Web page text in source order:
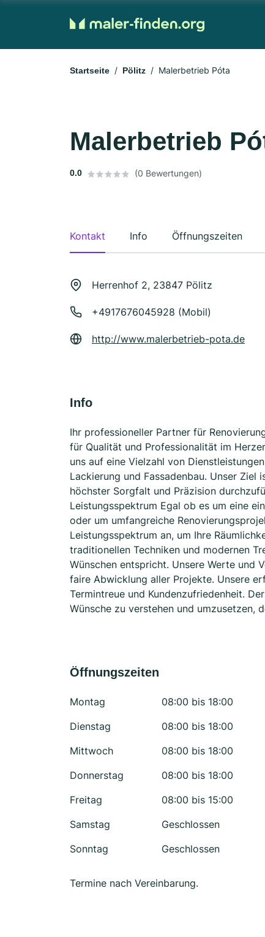
Startseite Pölitz Malerbetrieb Póta
Malerbetrieb
0.0 (0 Bewertungen)
Kontakt Info Öffnungszeiten
Herrenhof 2, 23847 Pölitz
+4917676045928 (Mobil)
http://www.malerbetrieb-pota.de
Info
Ihr professioneller Partner für
für Qualität und Professionalität im
uns auf eine Vielzahl von
Lackierung und Fassadenbau. Unser
höchster Sorgfalt und Präzision
Leistungsspektrum Egal ob es um eine
oder um umfangreiche
Leistungsspektrum an, um Ihre
traditionellen Techniken und modernen
Wünschen entspricht. Unsere Werte und
faire Abwicklung aller Projekte. Unsere
Termintreue und Kundenzufriedenheit.
Wünsche zu verstehen und umzusetzen,
Öffnungszeiten
Montag
08:00 bis 18:00
Dienstag
08:00 bis 18:00
Mittwoch
08:00 bis 18:00
Donnerstag
08:00 bis 18:00
Freitag
08:00 bis 15:00
Samstag
Geschlossen
Sonntag
Geschlossen
Termine nach Vereinbarung.